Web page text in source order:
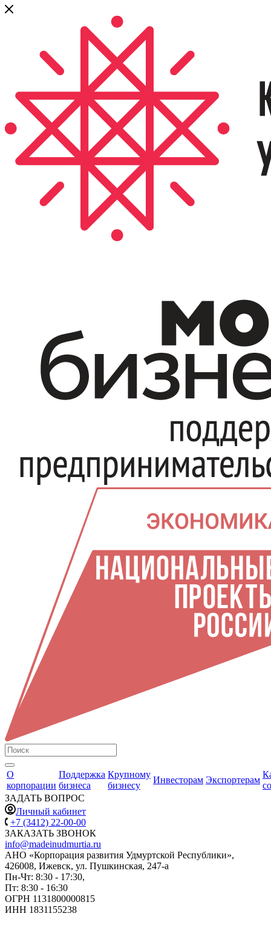
О
корпорации
Поддержка
бизнеса
Крупному
бизнесу
Инвесторам Экспортерам
ЗАДАТЬ ВОПРОС
Личный кабинет
+7 (3412) 22-00-00
ЗАКАЗАТЬ ЗВОНОК
info@madeinudmurtia.ru
АНО «Корпорация развития Удмуртской Республики»,
426008, Ижевск, ул. Пушкинская, 247-а
Пн-Чт: 8:30 - 17:30,
Пт: 8:30 - 16:30
ОГРН 1131800000815
ИНН 1831155238